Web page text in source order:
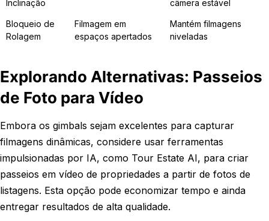
Inclinação câmera estável
Bloqueio de
Rolagem
Filmagem em
espaços apertados
Mantém filmagens
niveladas
Explorando Alternativas: Passeios
de Foto para Vídeo
Embora os gimbals sejam excelentes para capturar
filmagens dinâmicas, considere usar ferramentas
impulsionadas por IA, como Tour Estate AI, para criar
passeios em vídeo de propriedades a partir de fotos de
listagens. Esta opção pode economizar tempo e ainda
entregar resultados de alta qualidade.